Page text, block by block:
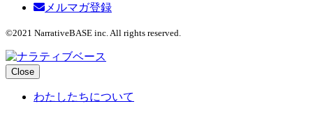
メルマガ登録
©2021 NarrativeBASE inc. All rights reserved.
Close
わたしたちについて